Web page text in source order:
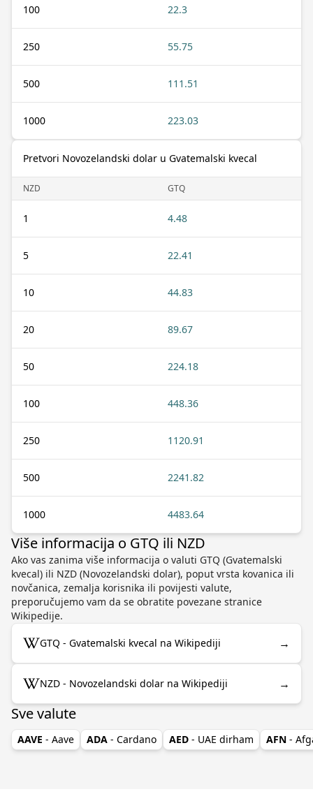
100 22.3
250 55.75
500 111.51
1000 223.03
Pretvori Novozelandski dolar u Gvatemalski kvecal
NZD GTQ
1 4.48
5 22.41
10 44.83
20 89.67
50 224.18
100 448.36
250 1120.91
500 2241.82
1000 4483.64
Više informacija o GTQ ili NZD
Ako vas zanima više informacija o valuti GTQ (Gvatemalski
kvecal) ili NZD (Novozelandski dolar), poput vrsta kovanica ili
novčanica, zemalja korisnika ili povijesti valute,
preporučujemo vam da se obratite povezane stranice
Wikipedije.
GTQ - Gvatemalski kvecal na Wikipediji →
NZD - Novozelandski dolar na Wikipediji →
Sve valute
AAVE - Aave ADA - Cardano AED - UAE dirham AFN -